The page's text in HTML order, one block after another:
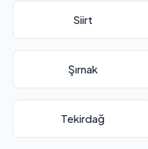
Siirt
Şırnak
Tekirdağ